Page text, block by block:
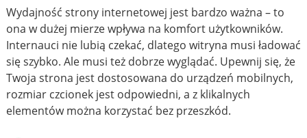
Wydajność strony internetowej jest bardzo ważna – to
ona w dużej mierze wpływa na komfort użytkowników.
Internauci nie lubią czekać, dlatego witryna musi ładować
się szybko. Ale musi też dobrze wyglądać. Upewnij się, że
Twoja strona jest dostosowana do urządzeń mobilnych,
rozmiar czcionek jest odpowiedni, a z klikalnych
elementów można korzystać bez przeszkód.